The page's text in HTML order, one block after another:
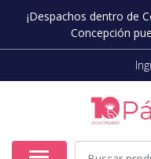
¡Despachos dentro de
Concepción